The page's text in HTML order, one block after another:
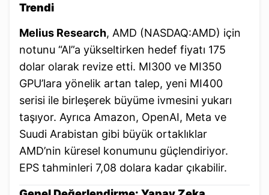
Trendi
Melius Research, AMD (NASDAQ:AMD) için
notunu “Al”a yükseltirken hedef fiyatı 175
dolar olarak revize etti. MI300 ve MI350
GPU’lara yönelik artan talep, yeni MI400
serisi ile birleşerek büyüme ivmesini yukarı
taşıyor. Ayrıca Amazon, OpenAI, Meta ve
Suudi Arabistan gibi büyük ortaklıklar
AMD’nin küresel konumunu güçlendiriyor.
EPS tahminleri 7,08 dolara kadar çıkabilir.